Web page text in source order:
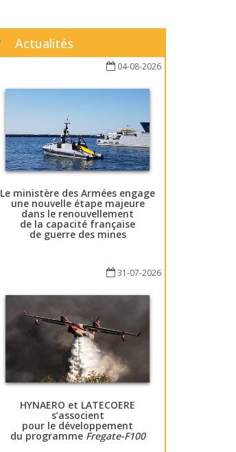
Actualités
04-08-2026
Le ministère des Armées engage
une nouvelle étape majeure
dans le renouvellement
de la capacité française
de guerre des mines
31-07-2026
HYNAERO et LATECOERE
s’associent
pour le développement
du programme Fregate-F100